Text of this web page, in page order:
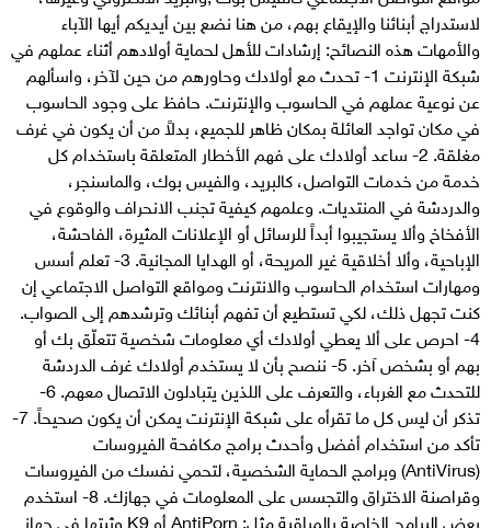
لاستدراج أبنائنا والإيقاع بهم، من هنا نضع بين أيديكم أيها الآباء
والأمهات هذه النصائح: إرشادات للأهل لحماية أولادهم أثناء عملهم في
شبكة الإنترنت 1- تحدث مع أولادك وحاورهم من حين لآخر، واسألهم
عن نوعية عملهم في الحاسوب والإنترنت. حافظ على وجود الحاسوب
في مكان تواجد العائلة بمكان ظاهر للجميع، بدلاً من أن يكون في غرف
مغلقة. 2- ساعد أولادك على فهم الأخطار المتعلقة باستخدام كل
خدمة من خدمات التواصل، كالبريد، والفيس بوك، والماسنجر،
والدردشة في المنتديات. وعلمهم كيفية تجنب الانحراف والوقوع في
الأفخاخ وألا يستجيبوا أبداً للرسائل أو الإعلانات المثيرة، الفاحشة،
الإباحية، وألا أخلاقية غير المريحة، أو الهدايا المجانية. 3- تعلم أسس
ومهارات استخدام الحاسوب والانترنت ومواقع التواصل الاجتماعي إن
كنت تجهل ذلك، لكي تستطيع أن تفهم أبنائك وترشدهم إلى الصواب.
4- احرص على ألا يعطي أولادك أي معلومات شخصية تتعلّق بك أو
بهم أو بشخص آخر. 5- ننصح بأن لا يستخدم أولادك غرف الدردشة
للتحدث مع الغرباء، والتعرف على اللذين يتبادلون الاتصال معهم. 6-
تذكر أن ليس كل ما تقرأه على شبكة الإنترنت يمكن أن يكون صحيحاً. 7-
تأكد من استخدام أفضل وأحدث برامج مكافحة الفيروسات
(AntiVirus) وبرامج الحماية الشخصية، لتحمي نفسك من الفيروسات
وقراصنة الاختراق والتجسس على المعلومات في جهازك. 8- استخدم
بعض البرامج الخاصة بالمراقبة مثل: AntiPorn أو K9 وثبتها في جهاز